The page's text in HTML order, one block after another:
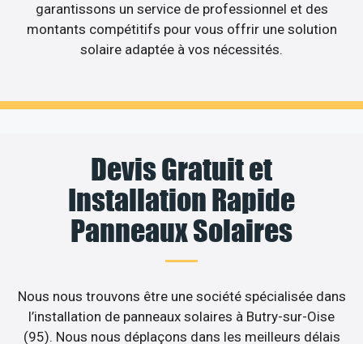
garantissons un service de professionnel et des
montants compétitifs pour vous offrir une solution
solaire adaptée à vos nécessités.
Devis Gratuit et
Installation Rapide
Panneaux Solaires
Nous nous trouvons être une société spécialisée dans
l’installation de panneaux solaires à Butry-sur-Oise
(95). Nous nous déplaçons dans les meilleurs délais